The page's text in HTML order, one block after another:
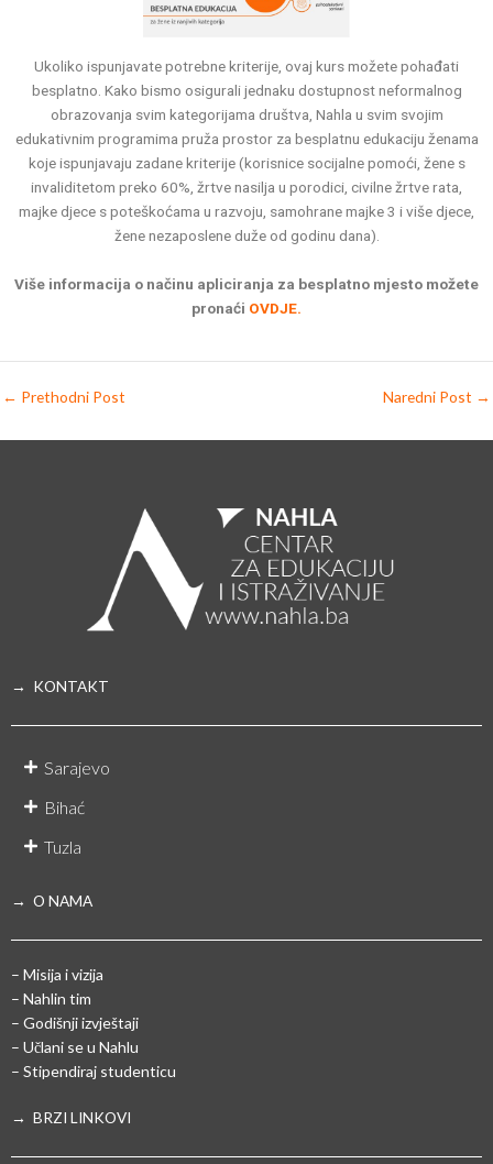
Ukoliko ispunjavate potrebne kriterije, ovaj kurs možete pohađati
besplatno. Kako bismo osigurali jednaku dostupnost neformalnog
obrazovanja svim kategorijama društva, Nahla u svim svojim
edukativnim programima pruža prostor za besplatnu edukaciju ženama
koje ispunjavaju zadane kriterije (korisnice socijalne pomoći, žene s
invaliditetom preko 60%, žrtve nasilja u porodici, civilne žrtve rata,
majke djece s poteškoćama u razvoju, samohrane majke 3 i više djece,
žene nezaposlene duže od godinu dana).
Više informacija o načinu apliciranja za besplatno mjesto možete
pronaći OVDJE.
← Prethodni Post Naredni Post →
→ KONTAKT
Sarajevo
Bihać
Tuzla
→ O NAMA
– Misija i vizija
– Nahlin tim
– Godišnji izvještaji
– Učlani se u Nahlu
– Stipendiraj studenticu
→ BRZI LINKOVI